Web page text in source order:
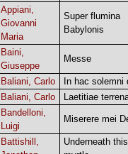
Appiani,
Giovanni
Maria
Super flumina
Babylonis
Baini,
Giuseppe
Messe
Baliani, Carlo
In hac solemni
Baliani, Carlo
Laetitiae
Bandelloni,
Luigi
Miserere mei
Battishill,
Underneath this